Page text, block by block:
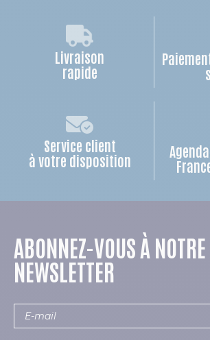
Livraison
rapide
Service client
à votre disposition
ABONNEZ-VOUS À NOTRE
NEWSLETTER